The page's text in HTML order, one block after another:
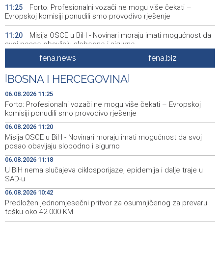
11:25
Forto: Profesionalni vozači ne mogu više čekati –
Evropskoj komisiji ponudili smo provodivo rješenje
11:20
Misija OSCE u BiH - Novinari moraju imati mogućnost da
svoj posao obavljaju slobodno i sigurno
U BiH nema slučajeva ciklosporijaze, epidemija i dalje
traje u SAD-u
11:14
Ulysses obilježava završetak "Kralja Leara" nakon 26
sezona
Sjeverna Koreja ispalila neidentifikovani projektil prema
moru
11:00
Sunčano i vruće narednih dana, u popodnevnim
satima izgledni lokalni pljuskovi
10:48
Dvije bivše iranske nogometašice 'ponosne' na
dobijanje australskog državljanstva
10:42
Predložen jednomjesečni pritvor za osumnjičenog za
prevaru tešku oko 42.000 KM
fena.news fena.biz
BOSNA I HERCEGOVINA
06.08.2026 11:25
Forto: Profesionalni vozači ne mogu više čekati – Evropskoj
komisiji ponudili smo provodivo rješenje
06.08.2026 11:20
Misija OSCE u BiH - Novinari moraju imati mogućnost da svoj
posao obavljaju slobodno i sigurno
06.08.2026 11:18
U BiH nema slučajeva ciklosporijaze, epidemija i dalje traje u
SAD-u
06.08.2026 10:42
Predložen jednomjesečni pritvor za osumnjičenog za prevaru
tešku oko 42.000 KM